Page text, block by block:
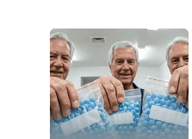
สร้อยคอเพชร-พลอย หรือคอ
พลาด!!!